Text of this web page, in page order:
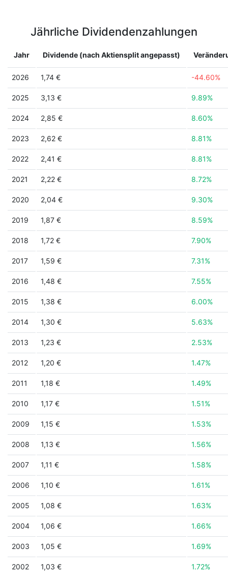
Jährliche Dividendenzahlungen
Jahr Dividende (nach Aktiensplit angepasst)
2026 1,74 € -44.60%
2025 3,13 € 9.89%
2024 2,85 € 8.60%
2023 2,62 € 8.81%
2022 2,41 € 8.81%
2021 2,22 € 8.72%
2020 2,04 € 9.30%
2019 1,87 € 8.59%
2018 1,72 € 7.90%
2017 1,59 € 7.31%
2016 1,48 € 7.55%
2015 1,38 € 6.00%
2014 1,30 € 5.63%
2013 1,23 € 2.53%
2012 1,20 € 1.47%
2011 1,18 € 1.49%
2010 1,17 € 1.51%
2009 1,15 € 1.53%
2008 1,13 € 1.56%
2007 1,11 € 1.58%
2006 1,10 € 1.61%
2005 1,08 € 1.63%
2004 1,06 € 1.66%
2003 1,05 € 1.69%
2002 1,03 € 1.72%